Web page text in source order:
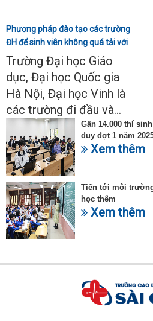
Phương pháp đào tạo các trường
ĐH để sinh viên không quá tải với
ngành Sư phạm Khoa học tự
nhiên
Trường Đại học Giáo
dục, Đại học Quốc gia
Hà Nội, Đại học Vinh là
các trường đi đầu và...
Gần 14.000 thí
duy đợt 1 năm
Xem thêm
Tiến tới môi
học thêm
Xem thêm